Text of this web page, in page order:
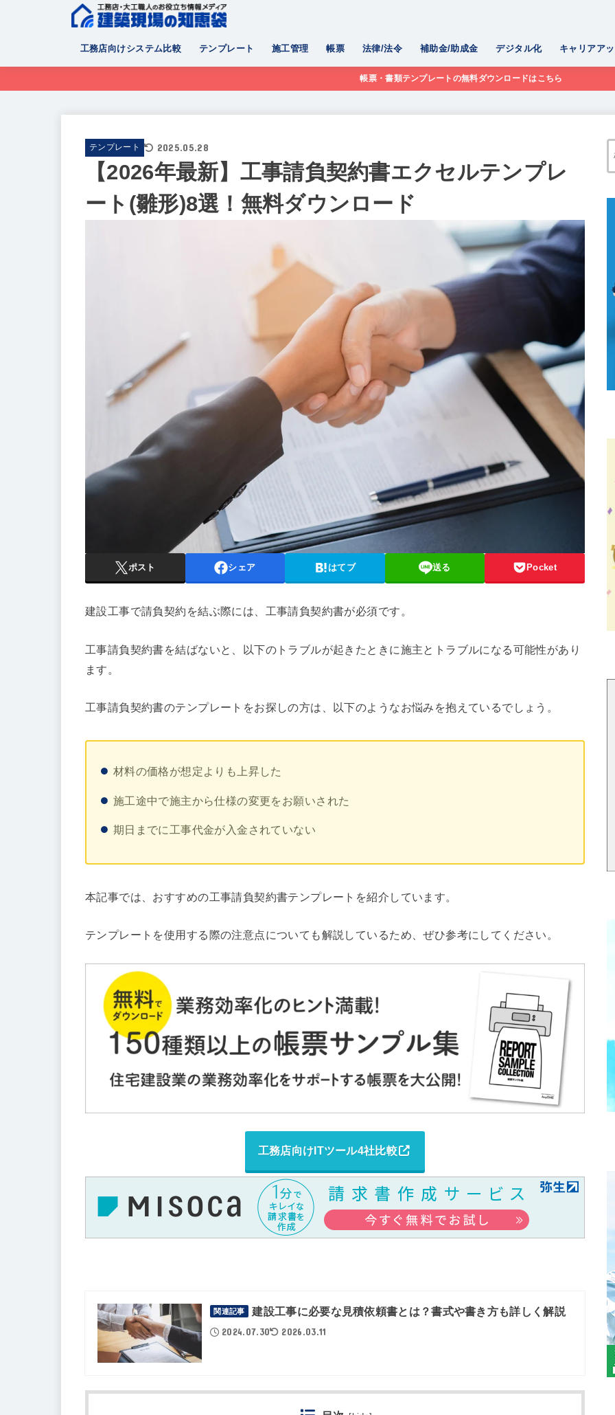
工務店向けシステム比較 テンプレート 施工管理 帳票 法律/法令 補助金/助成金 デジタル化 キャリアア
帳票・書類テンプレートの無料ダウンロードはこちら
テンプレート 2025.05.28
【2026年最新】工事請負契約書エクセルテンプレ
ート(雛形)8選！無料ダウンロード
ポスト シェア はてブ 送る Pocket
建設工事で請負契約を結ぶ際には、工事請負契約書が必須です。
工事請負契約書を結ばないと、以下のトラブルが起きたときに施主とトラブルになる可能性があり
ます。
工事請負契約書のテンプレートをお探しの方は、以下のようなお悩みを抱えているでしょう。
材料の価格が想定よりも上昇した
施工途中で施主から仕様の変更をお願いされた
期日までに工事代金が入金されていない
本記事では、おすすめの工事請負契約書テンプレートを紹介しています。
テンプレートを使用する際の注意点についても解説しているため、ぜひ参考にしてください。
工務店向けITツール4社比較
関連記事 建設工事に必要な見積依頼書とは？書式や書き方も詳しく解説
2024.07.30 2026.03.11